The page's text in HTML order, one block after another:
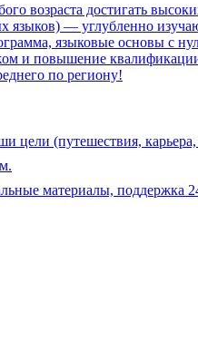
возраста достигать
— углубленно
языковые основы с
и повышение
по региону!
цели (путешествия, карьера,
материалы, поддержка